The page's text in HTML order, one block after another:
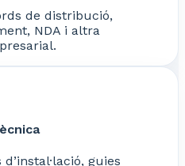
de distribució,
NDA i altra
guies